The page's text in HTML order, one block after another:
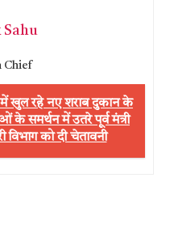
Sahu
Chief
खुल रहे नए शराब दुकान के
के समर्थन में उतरे पूर्व मंत्री
को दी चेतावनी